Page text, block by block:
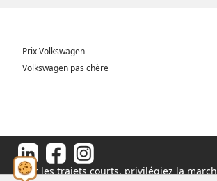
Prix Volkswagen
Volkswagen pas chère
Pour les trajets courts, privilégiez la